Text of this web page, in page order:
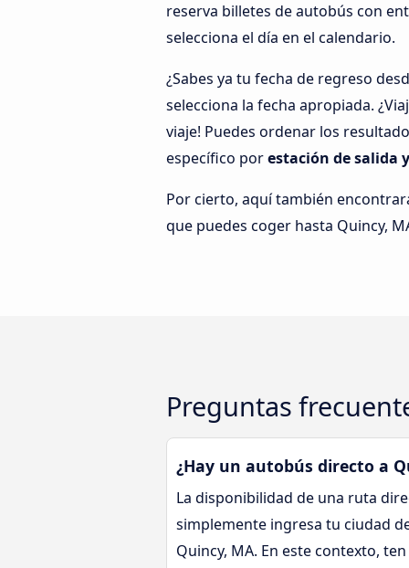
reserva billetes de autobús con
selecciona el día en el calendario.
¿Sabes ya tu fecha de regreso
selecciona la fecha apropiada.
viaje! Puedes ordenar los
específico porestación de salida
Por cierto, aquí también
que puedes coger hasta Quincy,
Preguntas
¿Hay un autobús directo a
La disponibilidad de una ruta
simplemente ingresa tu ciudad
Quincy, MA. En este contexto,